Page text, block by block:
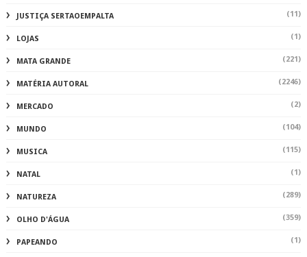
JUSTIÇA SERTAOEMPALTA (11)
LOJAS (1)
MATA GRANDE (221)
MATÉRIA AUTORAL (2246)
MERCADO (2)
MUNDO (104)
MUSICA (115)
NATAL (1)
NATUREZA (289)
OLHO D'ÁGUA (359)
PAPEANDO (1)